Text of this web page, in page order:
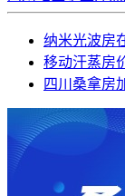
纳米光波房
移动汗蒸房
四川桑拿房